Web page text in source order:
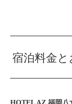
宿泊料金
HOTEL AZ 福岡八